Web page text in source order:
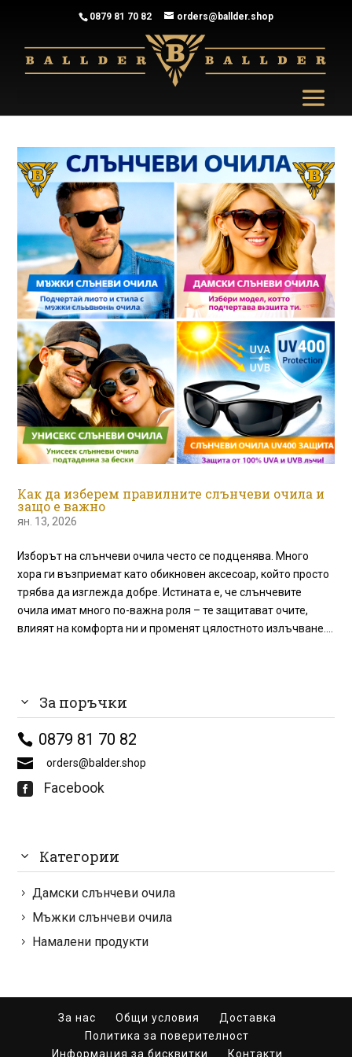
0879 81 70 82 orders@ballder.shop
Как да изберем правилните слънчеви очила и
защо е важно
ян. 13, 2026
Изборът на слънчеви очила често се подценява. Много
хора ги възприемат като обикновен аксесоар, който просто
трябва да изглежда добре. Истината е, че слънчевите
очила имат много по-важна роля – те защитават очите,
влияят на комфорта ни и променят цялостното излъчване....
За поръчки
0879 81 70 82
orders@balder.shop
 Facebook
Категории
Дамски слънчеви очила
Мъжки слънчеви очила
Намалени продукти
За нас Общи условия
Доставка
Политика за поверителност
Информация за бисквитки
Контакти